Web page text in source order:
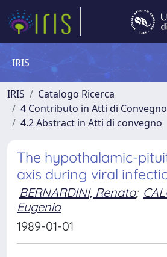
IRIS
IRIS
Catalogo Ricerca
4 Contributo in Atti di
4.2 Abstract in Atti di convegno
The hypothalamic-
axis during viral
BERNARDINI, Renato;
Eugenio
1989-01-01